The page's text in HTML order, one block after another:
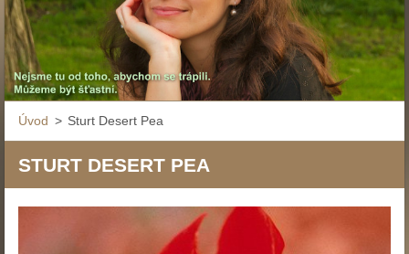
Úvod > Sturt Desert Pea
STURT DESERT PEA